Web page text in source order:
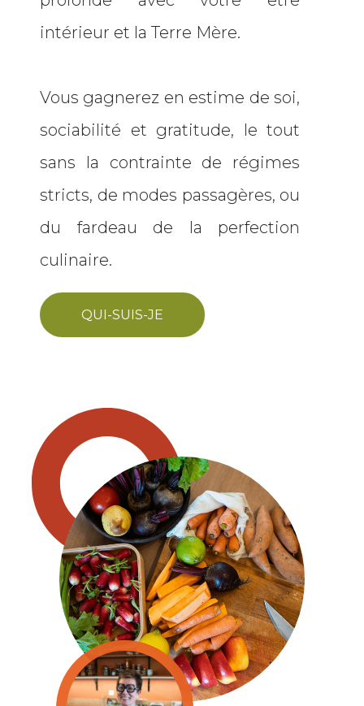
intérieur et la Terre Mère.
Vous gagnerez en estime de soi,
sociabilité et gratitude, le tout
sans la contrainte de régimes
stricts, de modes passagères, ou
du fardeau de la perfection
culinaire.
QUI-SUIS-JE